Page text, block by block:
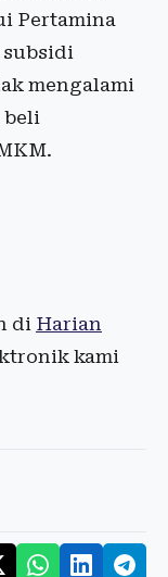
Pertamina
subsidi
mengalami
beli
di Harian
kami